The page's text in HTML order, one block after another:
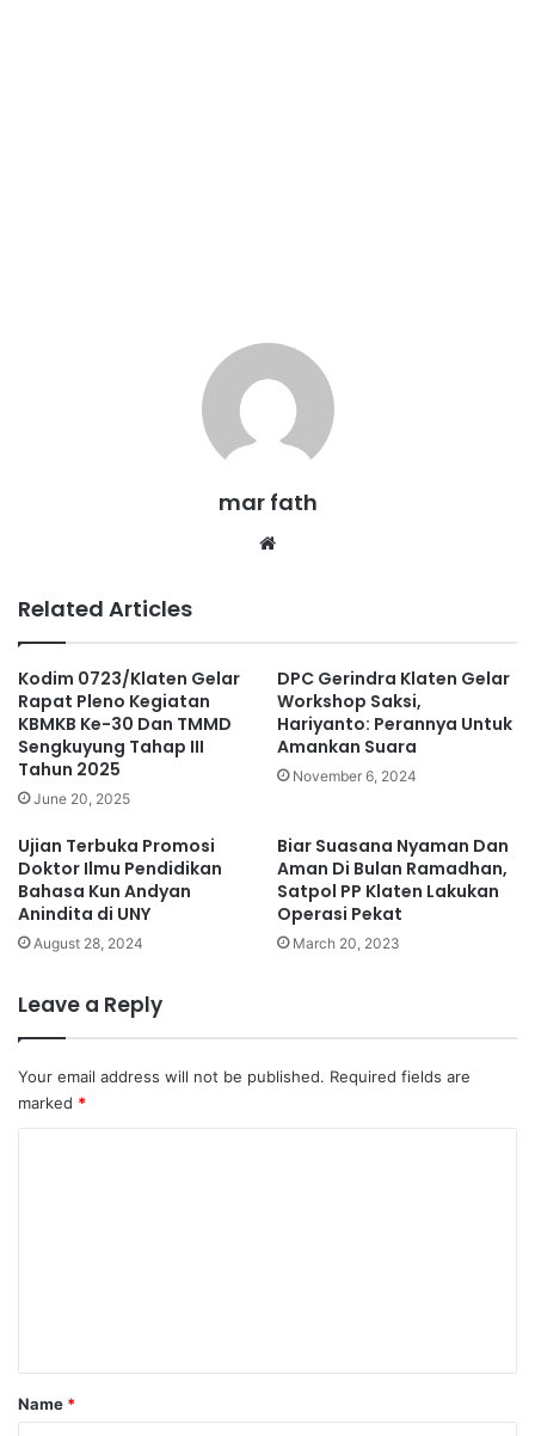
mar fath
Related Articles
Kodim 0723/Klaten Gelar
Rapat Pleno Kegiatan
KBMKB Ke-30 Dan TMMD
Sengkuyung Tahap III
Tahun 2025
June 20, 2025
DPC Gerindra Klaten Gelar
Workshop Saksi,
Hariyanto: Perannya Untuk
Amankan Suara
November 6, 2024
Ujian Terbuka Promosi
Doktor Ilmu Pendidikan
Bahasa Kun Andyan
Anindita di UNY
August 28, 2024
Biar Suasana Nyaman Dan
Aman Di Bulan Ramadhan,
Satpol PP Klaten Lakukan
Operasi Pekat
March 20, 2023
Leave a Reply
Your email address will not be published. Required fields are
marked *
Name *